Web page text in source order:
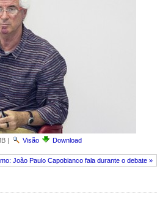
| Visão Download
João Paulo Capobianco fala durante o debate »